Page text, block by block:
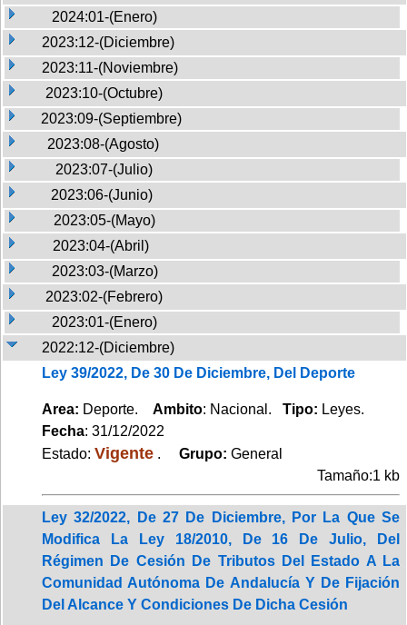
2024:01-(Enero)
2023:12-(Diciembre)
2023:11-(Noviembre)
2023:10-(Octubre)
2023:09-(Septiembre)
2023:08-(Agosto)
2023:07-(Julio)
2023:06-(Junio)
2023:05-(Mayo)
2023:04-(Abril)
2023:03-(Marzo)
2023:02-(Febrero)
2023:01-(Enero)
2022:12-(Diciembre)
Ley 39/2022, De 30 De Diciembre, Del Deporte
Area: Deporte. Ambito: Nacional. Tipo: Leyes.
Fecha: 31/12/2022
Estado: Vigente . Grupo: General
Tamaño:1 kb
Ley 32/2022, De 27 De Diciembre, Por La Que Se
Modifica La Ley 18/2010, De 16 De Julio, Del
Régimen De Cesión De Tributos Del Estado A La
Comunidad Autónoma De Andalucía Y De Fijación
Del Alcance Y Condiciones De Dicha Cesión